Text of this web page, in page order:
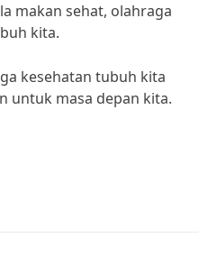
makan sehat, olahraga
kita.
kesehatan tubuh kita
untuk masa depan kita.